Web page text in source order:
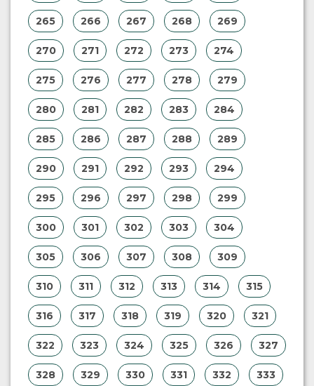
255 256 257 258 259
260 261 262 263 264
265 266 267 268 269
270 271 272 273 274
275 276 277 278 279
280 281 282 283 284
285 286 287 288 289
290 291 292 293 294
295 296 297 298 299
300 301 302 303 304
305 306 307 308 309
310 311 312 313 314 315
316 317 318 319 320 321